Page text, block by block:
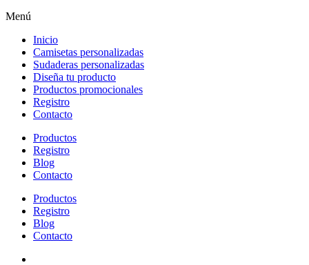
Menú
Inicio
Camisetas personalizadas
Sudaderas personalizadas
Diseña tu producto
Productos promocionales
Registro
Contacto
Productos
Registro
Blog
Contacto
Productos
Registro
Blog
Contacto